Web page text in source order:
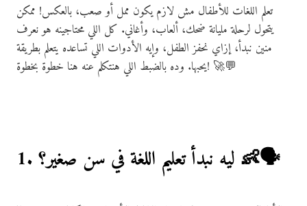
تعلم اللغات للأطفال مش لازم يكون ممل أو صعب، بالعكس! ممكن
يتحول لرحلة مليانة ضحك، ألعاب، وأغاني. كل اللي محتاجينه هو نعرف
منين نبدأ، إزاي نحفز الطفل، وإيه الأدوات اللي تساعده يتعلم بطريقة
يحبها. وده بالضبط اللي هنتكلم عنه هنا خطوة بخطوة! 🚀💬
1. ليه نبدأ تعليم اللغة في سن صغير؟ 👶🗣️